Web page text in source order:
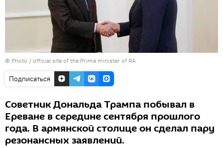
© Photo / official site of the Prime minister of RA
Подписаться
Советник Дональда Трампа побывал в
Ереване в середине сентября прошлого
года. В армянской столице он сделал пару
резонансных заявлений.